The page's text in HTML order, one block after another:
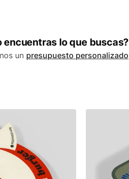
encuentras lo que buscas?
un presupuesto personalizado